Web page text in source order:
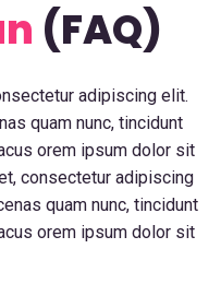
(FAQ)
adipiscing elit.
quam nunc, tincidunt
orem ipsum dolor sit
consectetur adipiscing
quam nunc, tincidunt
orem ipsum dolor sit